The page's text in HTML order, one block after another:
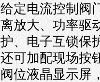
给定电流控制阀
离放大、功率驱
护、电子互锁保
还可加配现场按
阀位液晶显示屏